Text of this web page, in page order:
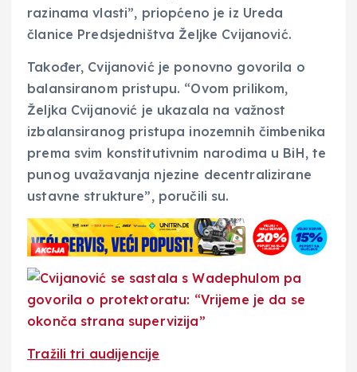
razinama vlasti”, priopćeno je iz Ureda
članice Predsjedništva Željke Cvijanović.
Također, Cvijanović je ponovno govorila o
balansiranom pristupu. “Ovom prilikom,
Željka Cvijanović je ukazala na važnost
izbalansiranog pristupa inozemnih čimbenika
prema svim konstitutivnim narodima u BiH, te
punog uvažavanja njezine decentralizirane
ustavne strukture”, poručili su.
Tražili tri audijencije